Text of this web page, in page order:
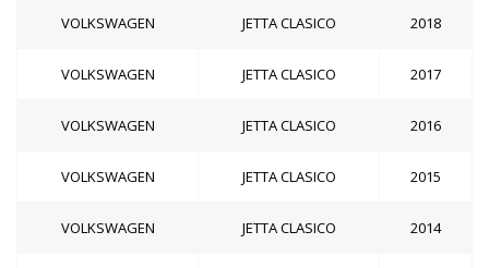
VOLKSWAGEN JETTA CLASICO 2018
VOLKSWAGEN JETTA CLASICO 2017
VOLKSWAGEN JETTA CLASICO 2016
VOLKSWAGEN JETTA CLASICO 2015
VOLKSWAGEN JETTA CLASICO 2014